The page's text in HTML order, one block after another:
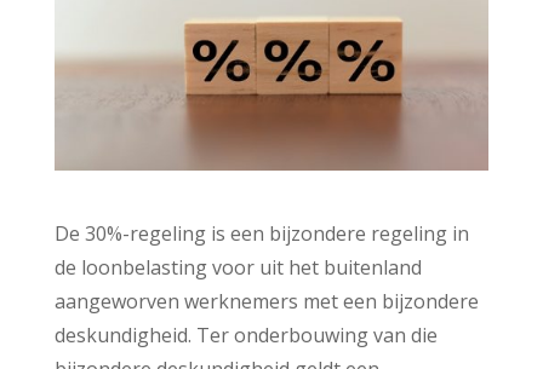
De 30%-regeling is een bijzondere regeling in
de loonbelasting voor uit het buitenland
aangeworven werknemers met een bijzondere
deskundigheid. Ter onderbouwing van die